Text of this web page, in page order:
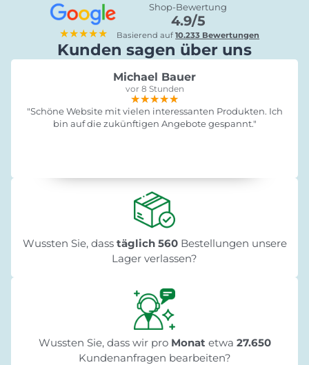
★★★★★
Shop-Bewertung
4.9/5
Basierend auf10.233 Bewertungen
Kunden sagen über uns
Michael Bauer
vor 8 Stunden
★★★★★
★★★★★
★★★★★
"Schöne Website mit vielen interessanten Produkten. Ich
bin auf die zukünftigen Angebote gespannt."
Wussten Sie, dass täglich 560Bestellungen unsere
Lager verlassen?
Wussten Sie, dass wir pro Monat etwa 27.650
Kundenanfragen bearbeiten?